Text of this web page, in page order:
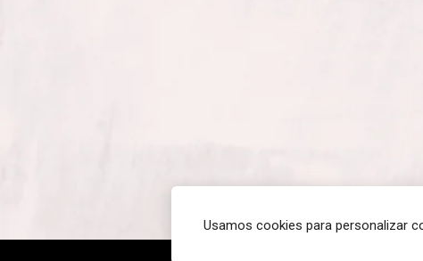
Usamos cookies para personalizar